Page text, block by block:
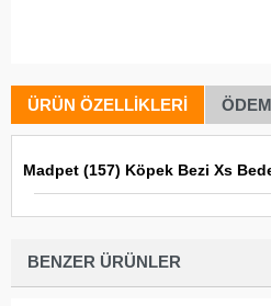
ÜRÜN ÖZELLIKLERI
Madpet (157) Köpek Bezi Xs
BENZER ÜRÜNLER